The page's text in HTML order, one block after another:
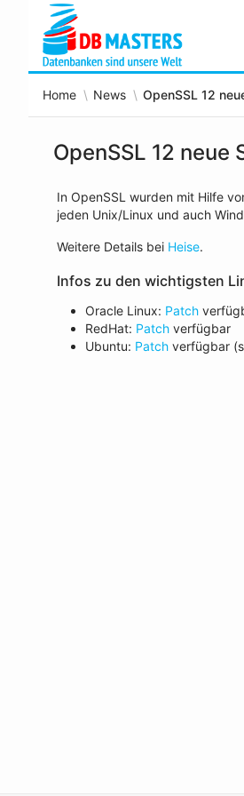
Content
Home News OpenSSL 12
OpenSSL 12
In OpenSSL wurden mit Hilfe
jeden Unix/Linux und auch
Weitere Details bei Heise.
Infos zu den wichtigsten
Oracle Linux: Patch
RedHat: Patch verfügbar
Ubuntu: Patch verfügbar